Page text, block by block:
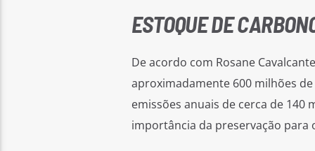
ESTOQUE DE
De acordo com Rosane
aproximadamente 600 milhões
emissões anuais de cerca de
importância da preservação para